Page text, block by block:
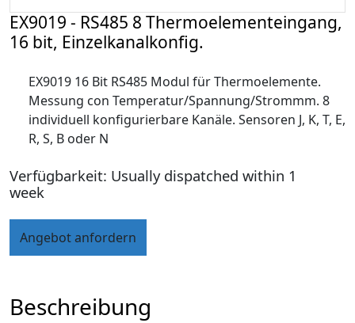
EX9019 - RS485 8 Thermoelementeingang,
16 bit, Einzelkanalkonfig.
EX9019 16 Bit RS485 Modul für Thermoelemente.
Messung con Temperatur/Spannung/Strommm. 8
individuell konfigurierbare Kanäle. Sensoren J, K, T, E,
R, S, B oder N
Verfügbarkeit: Usually dispatched within 1
week
Angebot anfordern
Beschreibung